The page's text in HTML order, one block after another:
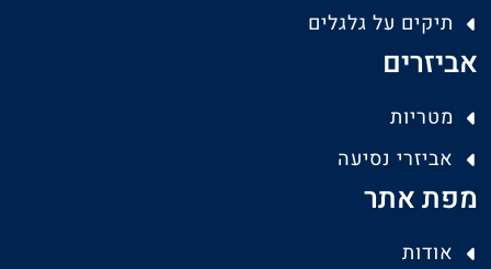
תיקים על גלגלים
אביזרים
מטריות
אביזרי נסיעה
מפת אתר
אודות